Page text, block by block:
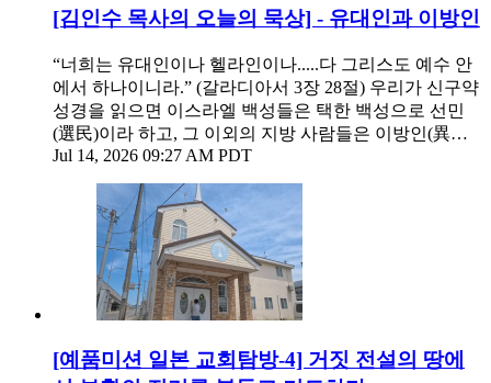
[김인수 목사의 오늘의 묵상] - 유대인과 이방인
“너희는 유대인이나 헬라인이나.....다 그리스도 예수 안
에서 하나이니라.” (갈라디아서 3장 28절) 우리가 신구약
성경을 읽으면 이스라엘 백성들은 택한 백성으로 선민
(選民)이라 하고, 그 이외의 지방 사람들은 이방인(異…
Jul 14, 2026 09:27 AM PDT
[예품미션 일본 교회탐방-4] 거짓 전설의 땅에